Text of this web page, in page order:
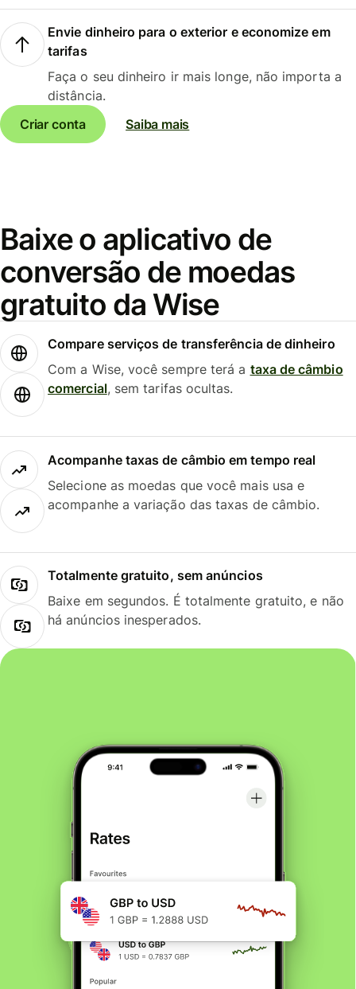
Envie dinheiro para o exterior e economize em
tarifas
Faça o seu dinheiro ir mais longe, não importa a
distância.
Criar conta
Saiba mais
Baixe o aplicativo de
conversão de moedas
gratuito da Wise
Compare serviços de transferência de dinheiro
Com a Wise, você sempre terá a taxa de câmbio
comercial, sem tarifas ocultas.
Acompanhe taxas de câmbio em tempo real
Selecione as moedas que você mais usa e
acompanhe a variação das taxas de câmbio.
Totalmente gratuito, sem anúncios
Baixe em segundos. É totalmente gratuito, e não
há anúncios inesperados.